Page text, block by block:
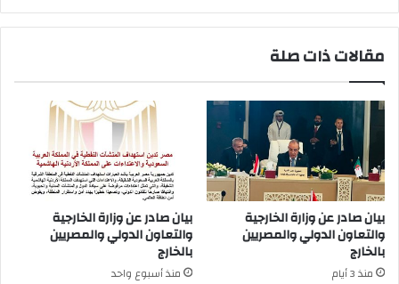
مقالات ذات صلة
بيان صادر عن وزارة الخارجية
والتعاون الدولي والمصريين
بالخارج
منذ 3 أيام
بيان صادر عن وزارة الخارجية
والتعاون الدولي والمصريين
بالخارج
منذ أسبوع واحد